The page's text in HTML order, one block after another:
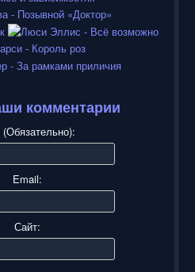
комментарии
Email:
Сайт: